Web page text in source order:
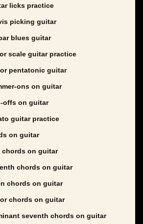
licks practice
picking guitar
blues guitar
scale guitar practice
pentatonic guitar
ons on guitar
offs on guitar
guitar practice
on guitar
chords on guitar
chords on guitar
chords on guitar
chords on guitar
seventh chords on guitar